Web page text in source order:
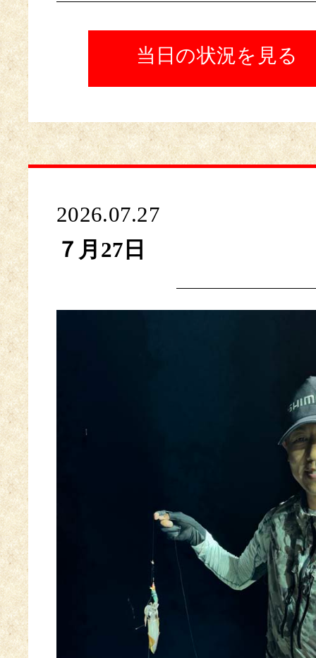
当日の状況を見る
2026.07.27
７月27日